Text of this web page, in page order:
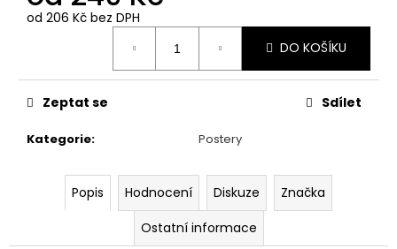
od 206 Kč bez DPH
DO KOŠÍKU
Kategorie: Postery
Zeptat se Sdílet
Popis Hodnocení Diskuze
Značka
Ostatní informace
PÁNSKÉ
PORSCHE
TYRKYSOVÉ